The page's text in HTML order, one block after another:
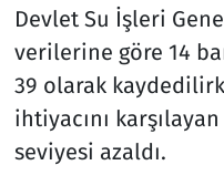
Devlet Su İşleri
verilerine göre 14
39 olarak
ihtiyacını
seviyesi azaldı.
Televizyon